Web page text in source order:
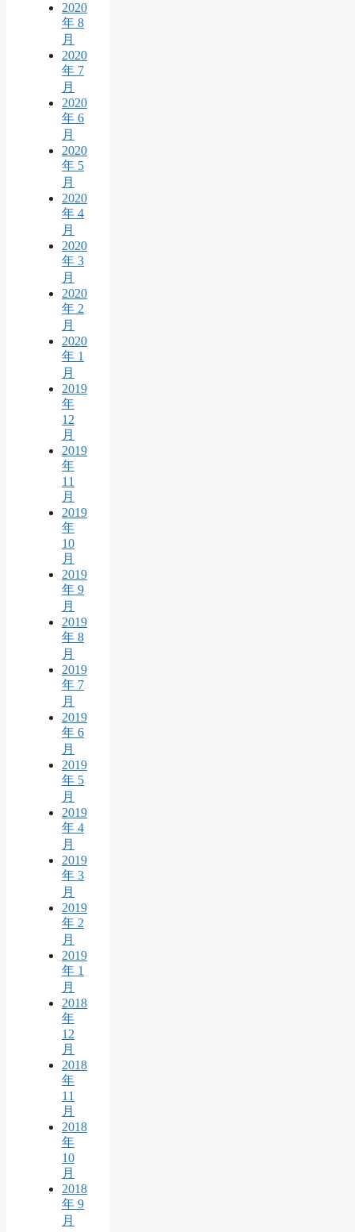
2020
年 8
月
2020
年 7
月
2020
年 6
月
2020
年 5
月
2020
年 4
月
2020
年 3
月
2020
年 2
月
2020
年 1
月
2019
年
12
月
2019
年
11
月
2019
年
10
月
2019
年 9
月
2019
年 8
月
2019
年 7
月
2019
年 6
月
2019
年 5
月
2019
年 4
月
2019
年 3
月
2019
年 2
月
2019
年 1
月
2018
年
12
月
2018
年
11
月
2018
年
10
月
2018
年 9
月